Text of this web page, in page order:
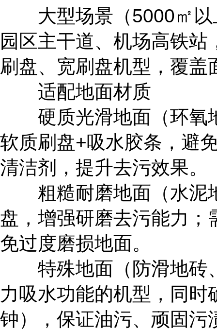
大型场景（5000㎡以
园区主干道、机场高铁
刷盘、宽刷盘机型，覆盖
适配地面材质
硬质光滑地面（环氧
软质刷盘+吸水胶条，避
清洁剂，提升去污效果。
粗糙耐磨地面（水泥
盘，增强研磨去污能力；
免过度磨损地面。
特殊地面（防滑地砖
力吸水功能的机型，同
钟），保证油污、顽固污